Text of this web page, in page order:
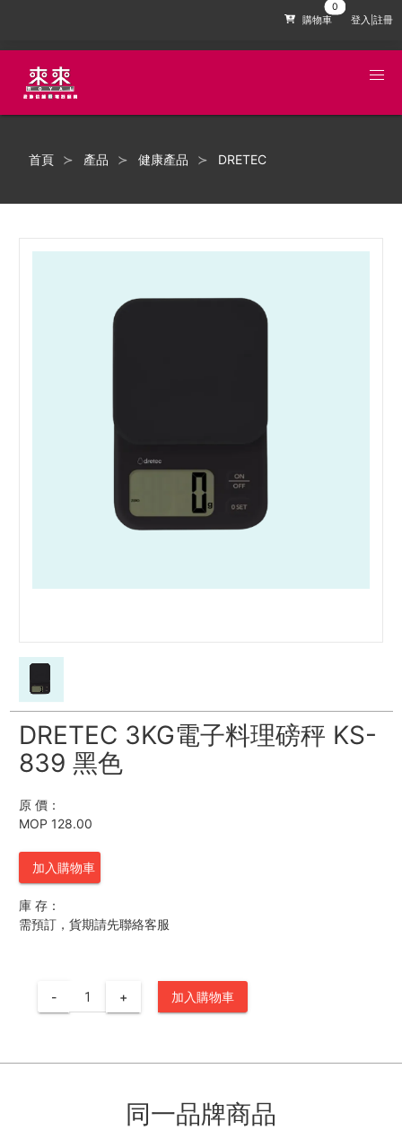
購物車 登入|註冊
首頁 產品 健康產品 DRETEC
DRETEC 3KG電子料理磅秤 KS-
839 黑色
原 價：
MOP 128.00
加入購物車
庫 存：
需預訂，貨期請先聯絡客服
- + 加入購物車
同一品牌商品